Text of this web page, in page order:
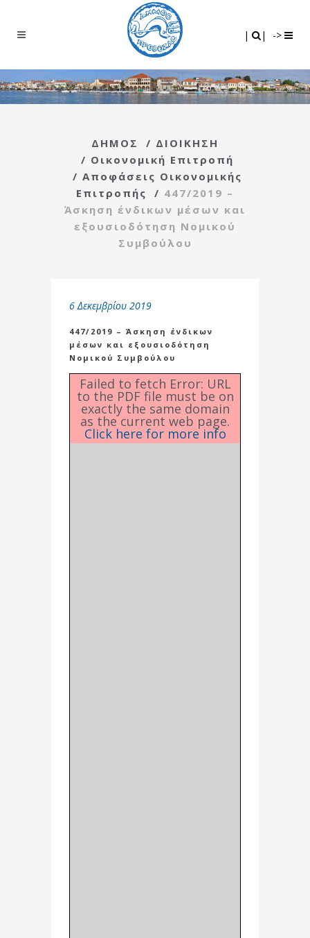
| | ->
ΔΗΜΟΣ / ΔΙΟΙΚΗΣΗ
/ Οικονομική Επιτροπή
/ Αποφάσεις Οικονομικής
Επιτροπής
/ 447/2019 –
Άσκηση ένδικων μέσων και
εξουσιοδότηση Νομικού
Συμβούλου
6 Δεκεμβρίου 2019
447/2019 – Άσκηση ένδικων
μέσων και εξουσιοδότηση
Νομικού Συμβούλου
Failed to fetch Error: URL
to the PDF file must be on
exactly the same domain
as the current web page.
Click here for more info